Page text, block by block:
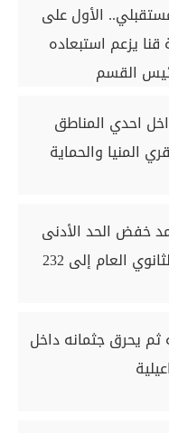
الأول على
قنا يزعم استبعاده
القسم
احدي المناطق
المنيا والحماية
خفض الحد الأدنى
لتنسيق القبول بـ الثانوي العام إلى 232
يحرق جثمانه داخل